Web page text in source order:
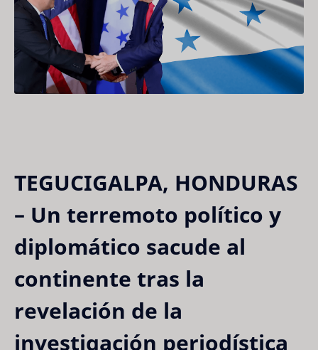
TEGUCIGALPA, HONDURAS
– Un terremoto político y
diplomático sacude al
continente tras la
revelación de la
investigación periodística